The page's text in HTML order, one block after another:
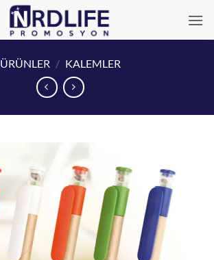
ÜRÜNLER / KALEMLER